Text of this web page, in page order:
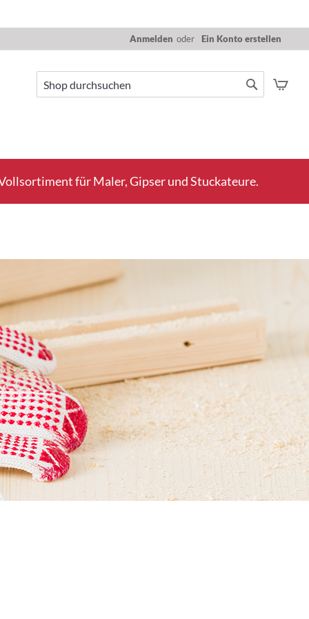
Anmelden Ein Konto erstellen
Suche
für Maler, Gipser und Stuckateure.